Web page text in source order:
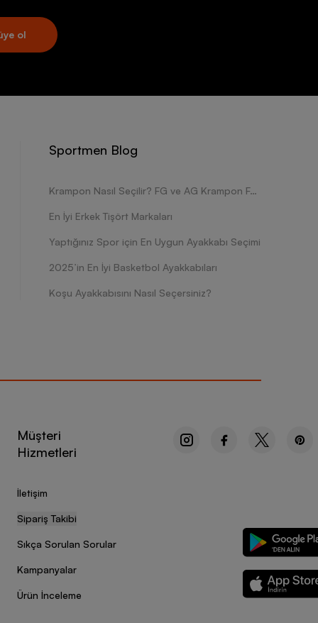
ol
Sportmen Blog
Krampon Nasıl Seçilir? FG ve AG Krampon Farkları Nelerdir?
En İyi Erkek Tişört Markaları
Yaptığınız Spor için En Uygun Ayakkabı Seçimi
2025’in En İyi Basketbol Ayakkabıları
Koşu Ayakkabısını Nasıl Seçersiniz?
Müşteri
Hizmetleri
İletişim
Sipariş Takibi
Sıkça Sorulan Sorular
Kampanyalar
Ürün İnceleme